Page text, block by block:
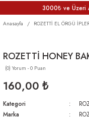
3000₺ ve Üzeri
Anasayfa ROZETTİ EL ÖRGÜ
ROZETTİ HONEY
(0) Yorum - 0 Puan
160,00 ₺
Kategori
Marka